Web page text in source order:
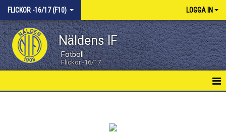
FLICKOR -16/17 (F10) LOGGA IN
Näldens IF
Fotboll
Flickor -16/17